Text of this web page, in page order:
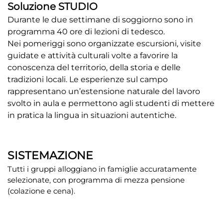
Soluzione STUDIO
Durante le due settimane di soggiorno sono in
programma 40 ore di lezioni di tedesco.
Nei pomeriggi sono organizzate escursioni, visite
guidate e attività culturali volte a favorire la
conoscenza del territorio, della storia e delle
tradizioni locali. Le esperienze sul campo
rappresentano un’estensione naturale del lavoro
svolto in aula e permettono agli studenti di mettere
in pratica la lingua in situazioni autentiche.
SISTEMAZIONE
Tutti i gruppi alloggiano in famiglie accuratamente
selezionate, con programma di mezza pensione
(colazione e cena).